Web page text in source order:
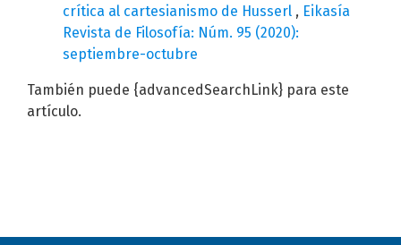
crítica al cartesianismo de Husserl , Eikasía
Revista de Filosofía: Núm. 95 (2020):
septiembre-octubre
También puede {advancedSearchLink} para este
artículo.